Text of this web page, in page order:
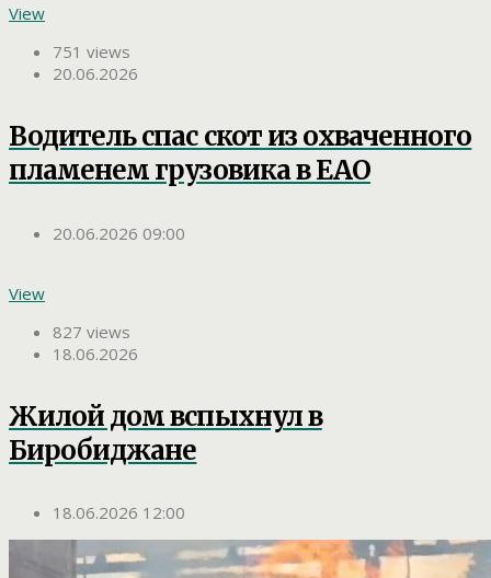
View
751 views
20.06.2026
Водитель спас скот из охваченного
пламенем грузовика в ЕАО
20.06.2026 09:00
View
827 views
18.06.2026
Жилой дом вспыхнул в
Биробиджане
18.06.2026 12:00